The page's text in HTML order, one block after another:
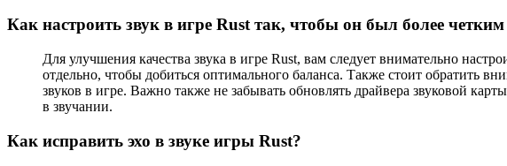
Как настроить звук в игре Rust так, чтобы он был более
Для улучшения качества звука в игре Rust, вам следует внимательно
отдельно, чтобы добиться оптимального баланса. Также стоит обратить
звуков в игре. Важно также не забывать обновлять драйвера звуковой
в звучании.
Как исправить эхо в звуке игры Rust?